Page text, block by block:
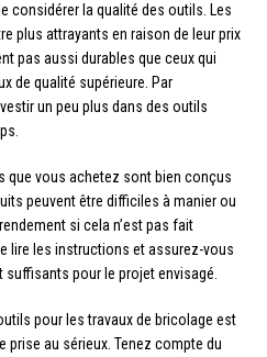
considérer la qualité des outils. Les
plus attrayants en raison de leur prix
pas aussi durables que ceux qui
de qualité supérieure. Par
un peu plus dans des outils
que vous achetez sont bien conçus
peuvent être difficiles à manier ou
si cela n’est pas fait
lire les instructions et assurez-vous
pour le projet envisagé.
pour les travaux de bricolage est
au sérieux. Tenez compte du